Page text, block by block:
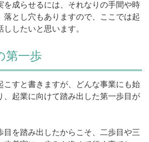
を成らせるには、それなりの手間や時
落とし穴もありますので、ここでは起
したいと思います。
第一歩
こすと書きますが、どんな事業にも始
、起業に向けて踏み出した第一歩目が
目を踏み出したからこそ、二歩目や三